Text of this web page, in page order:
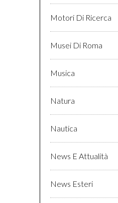
Motori Di Ricerca
Musei Di Roma
Musica
Natura
Nautica
News E Attualità
News Esteri